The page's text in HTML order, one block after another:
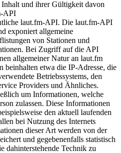
und ihrer Gültigkeit davon
API
laut.fm-API. Die laut.fm-API
exponiert allgemeine
von Stationen und
Bei Zugriff auf die API
allgemeiner Natur an laut.fm
beinhalten etwa die IP-Adresse, die
Betriebssystems, den
Providers und Ähnliches.
um Informationen, welche
zulassen. Diese Informationen
den aktuell laufenden
bei Nutzung des Internets
dieser Art werden von der
und gegebenenfalls statistisch
dahinterstehende Technik zu